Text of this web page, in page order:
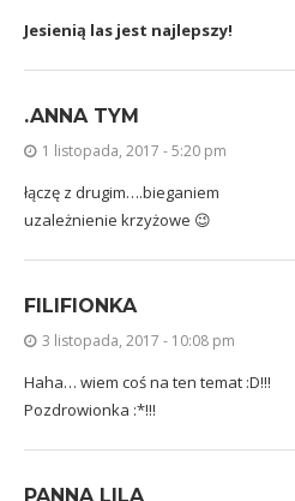
Jesienią las jest najlepszy!
.ANNA TYM
1 listopada, 2017 - 5:20 pm
łączę z drugim….bieganiem
uzależnienie krzyżowe 😉
FILIFIONKA
3 listopada, 2017 - 10:08 pm
Haha… wiem coś na ten temat :D!!!
Pozdrowionka :*!!!
PANNA LILA